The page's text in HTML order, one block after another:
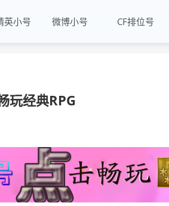
英小号 微博小号 CF排位号
玩经典RPG